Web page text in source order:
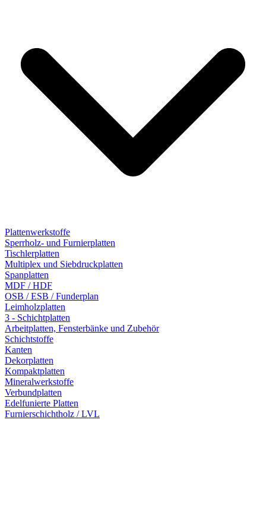
Plattenwerkstoffe
Sperrholz- und Furnierplatten
Tischlerplatten
Multiplex und Siebdruckplatten
Spanplatten
MDF / HDF
OSB / ESB / Funderplan
Leimholzplatten
3 - Schichtplatten
Arbeitplatten, Fensterbänke und Zubehör
Schichtstoffe
Kanten
Dekorplatten
Kompaktplatten
Mineralwerkstoffe
Verbundplatten
Edelfunierte Platten
Furnierschichtholz / LVL